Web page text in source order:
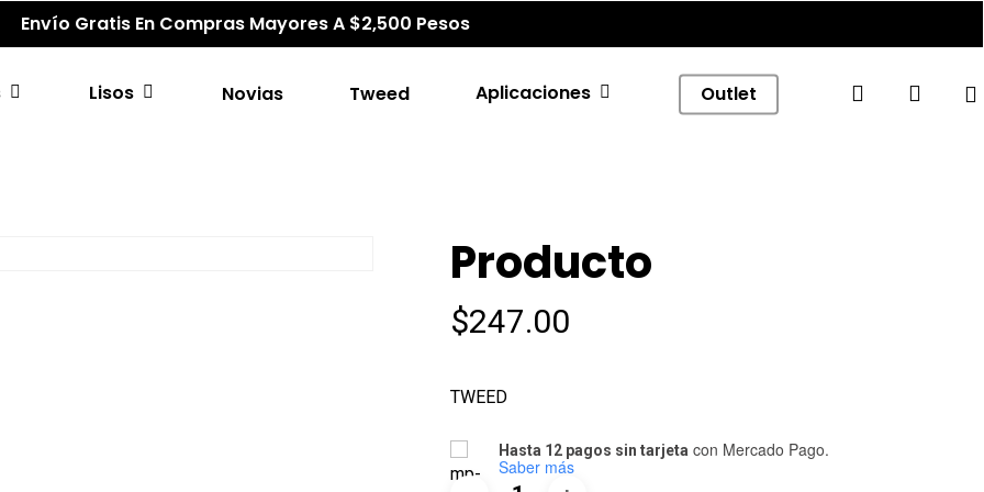
Envío Gratis En Compras Mayores A $2,500 Pesos
Lisos Novias Tweed Aplicaciones Outlet search
Producto
$247.00
TWEED
Hasta 12 pagos sin tarjeta con Mercado Pago.
Saber más